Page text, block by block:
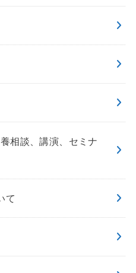
相談、講演、セミナ
て